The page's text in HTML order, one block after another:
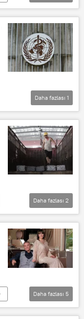
Daha fazlası 1
Daha fazlası 2
Daha fazlası 5